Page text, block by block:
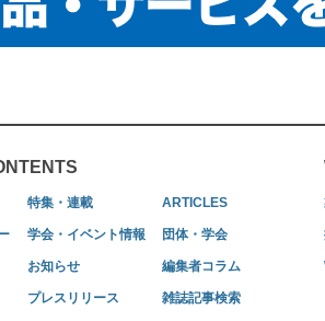
特集・連載 ARTICLES
学会・イベント情報 団体・学会
お知らせ 編集者コラム
プレスリリース 雑誌記事検索